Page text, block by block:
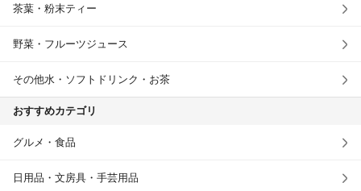
茶葉・粉末ティー
野菜・フルーツジュース
その他水・ソフトドリンク・お茶
おすすめカテゴリ
グルメ・食品
日用品・文房具・手芸用品